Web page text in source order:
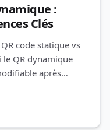
:
Clés
code statique vs
QR dynamique
après